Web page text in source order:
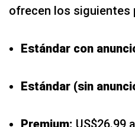
ofrecen los siguientes
Estándar con
Estándar (sin